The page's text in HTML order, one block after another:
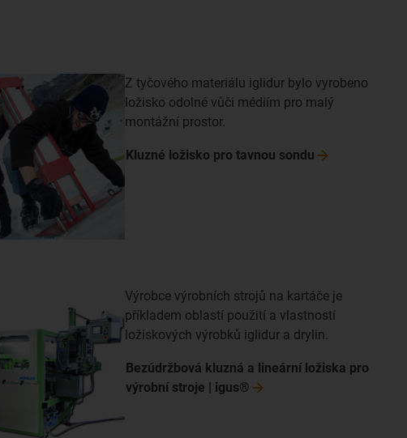
Z tyčového materiálu iglidur bylo vyrobeno
ložisko odolné vůči médiím pro malý
montážní prostor.
Kluzné ložisko pro tavnou sondu
Výrobce výrobních strojů na kartáče je
příkladem oblastí použití a vlastností
ložiskových výrobků iglidur a drylin.
Bezúdržbová kluzná a lineární ložiska pro
výrobní stroje | igus®